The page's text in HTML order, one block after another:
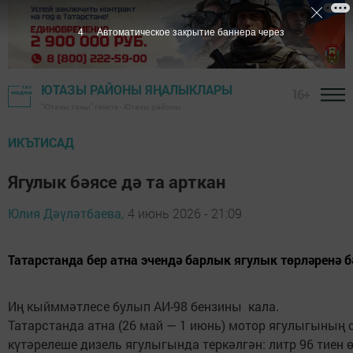
ЮТАЗЫ РАЙОНЫ ЯҢАЛЫКЛАРЫ
ИКЪТИСАД
Ягулык бәясе дә та арткан
Юлия Дәүләтбаева, 4 июнь 2026 - 21:09
Татарстанда бер атна эчендә барлык ягулык төрләренә
Иң кыйммәтлесе булып АИ-98 бензины кала.
Татарстанда атна (26 май — 1 июнь) мотор ягулыгының
күтәрелеше дизель ягулыгында теркәлгән: литр 96
3 Автоматическое закрытие баннера через